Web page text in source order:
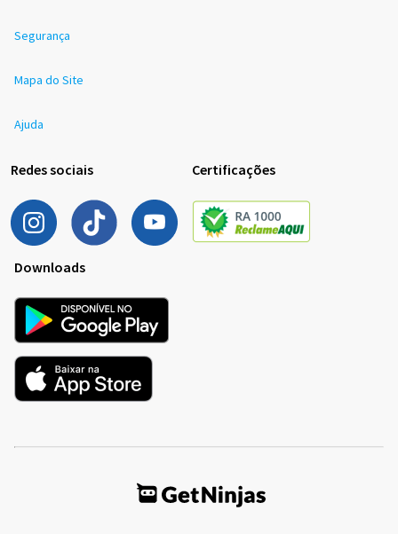
Segurança
Mapa do Site
Ajuda
Redes sociais Certificações
Downloads